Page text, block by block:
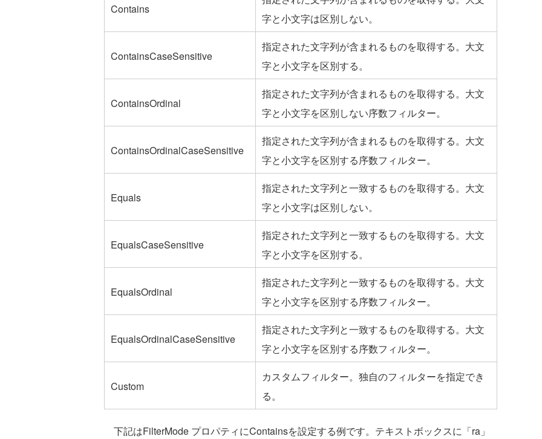
Contains
字と小文字は区別しない。
ContainsCaseSensitive
指定された文字列が含まれるものを取得する。大文
字と小文字を区別する。
ContainsOrdinal
指定された文字列が含まれるものを取得する。大文
字と小文字を区別しない序数フィルター。
ContainsOrdinalCaseSensitive
指定された文字列が含まれるものを取得する。大文
字と小文字を区別する序数フィルター。
Equals
指定された文字列と一致するものを取得する。大文
字と小文字は区別しない。
EqualsCaseSensitive
指定された文字列と一致するものを取得する。大文
字と小文字を区別する。
EqualsOrdinal
指定された文字列と一致するものを取得する。大文
字と小文字を区別する序数フィルター。
EqualsOrdinalCaseSensitive
指定された文字列と一致するものを取得する。大文
字と小文字を区別する序数フィルター。
Custom
カスタムフィルター。独自のフィルターを指定でき
る。
下記はFilterMode プロパティにContainsを設定する例です。テキストボックスに「ra」